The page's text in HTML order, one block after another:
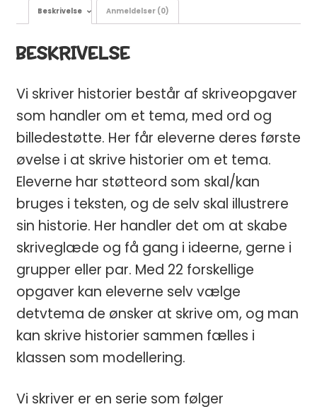
Beskrivelse Anmeldelser (0)
BESKRIVELSE
Vi skriver historier består af skriveopgaver
som handler om et tema, med ord og
billedestøtte. Her får eleverne deres første
øvelse i at skrive historier om et tema.
Eleverne har støtteord som skal/kan
bruges i teksten, og de selv skal illustrere
sin historie. Her handler det om at skabe
skriveglæde og få gang i ideerne, gerne i
grupper eller par. Med 22 forskellige
opgaver kan eleverne selv vælge
detvtema de ønsker at skrive om, og man
kan skrive historier sammen fælles i
klassen som modellering.
Vi skriver er en serie som følger